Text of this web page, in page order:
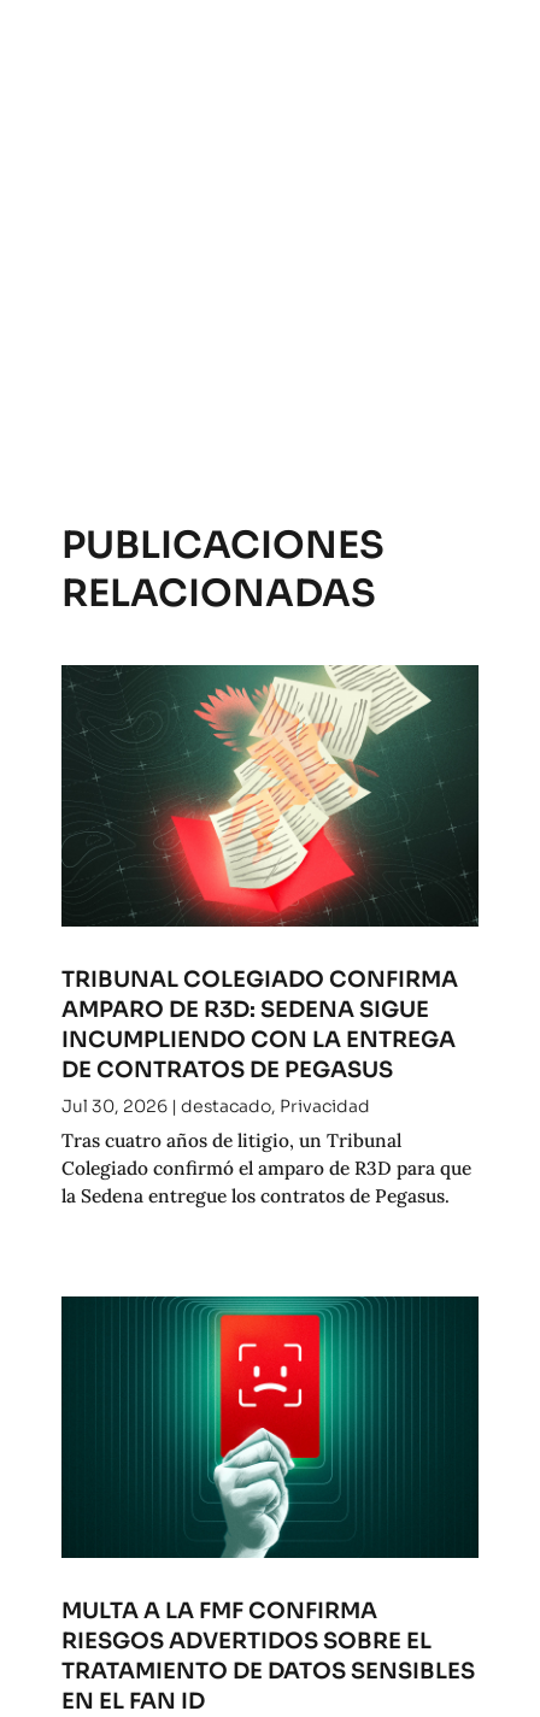
PUBLICACIONES
RELACIONADAS
TRIBUNAL COLEGIADO CONFIRMA
AMPARO DE R3D: SEDENA SIGUE
INCUMPLIENDO CON LA ENTREGA
DE CONTRATOS DE PEGASUS
Jul 30, 2026| destacado, Privacidad
Tras cuatro años de litigio, un Tribunal
Colegiado confirmó el amparo de R3D para que
la Sedena entregue los contratos de Pegasus.
MULTA A LA FMF CONFIRMA
RIESGOS ADVERTIDOS SOBRE EL
TRATAMIENTO DE DATOS SENSIBLES
EN EL FAN ID